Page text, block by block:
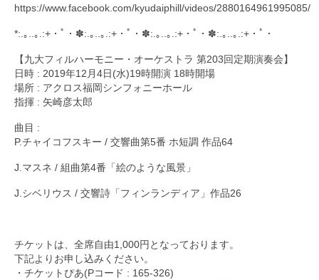
https://www.facebook.com/kyudaiphill/videos/2880164961995085/
*:.｡..｡.:+・ﾟ・✽:.｡..｡.:+・ﾟ・✽:.｡..｡.:+・ﾟ・✽:.｡..｡.:+・ﾟ・
【九大フィルハーモニー・オーケストラ 第203回定期演奏会】
日時 : 2019年12月4日(水)19時開演 18時開場
場所 : アクロス福岡シンフォニーホール
指揮 : 矢崎彦太郎
曲目 :
P.チャイコフスキー / 交響曲第5番 ホ短調 作品64
J.マスネ / 組曲第4番「絵のような風景」
J.シベリウス / 交響詩「フィンランディア」作品26
チケットは、全席自由1,000円となっております。
下記よりお申し込みください。
・チケットぴあ(Pコード : 165-326)